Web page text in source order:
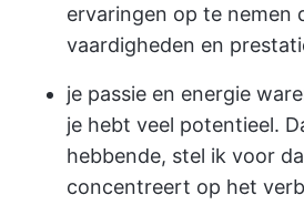
ervaringen op te nemen
vaardigheden en
je passie en energie
je hebt veel potentieel.
hebbende, stel ik voor
concentreert op het